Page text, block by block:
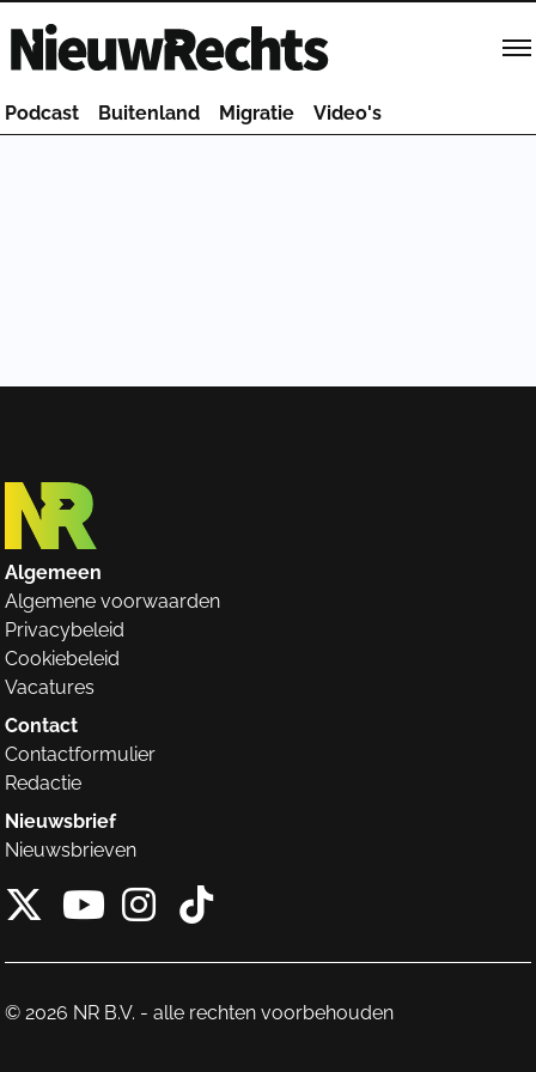
Homepage van NieuwRechts
Podcast Buitenland Migratie Video's
Algemeen
Algemene voorwaarden
Privacybeleid
Cookiebeleid
Vacatures
Contact
Contactformulier
Redactie
Nieuwsbrief
Nieuwsbrieven
X van NieuwRechts
Instagram van
Tiktok van
© 2026 NR B.V. - alle rechten voorbehouden